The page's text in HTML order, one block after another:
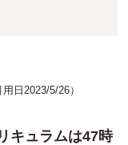
用日2023/5/26）
キュラムは47時